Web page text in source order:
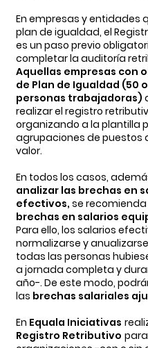
En empresas y entidades
plan de igualdad, el
es un paso previo
completar la auditoría
Aquellas empresas con
de Plan de Igualdad (50
personas trabajadoras)
realizar el registro
organizando a la plantilla
agrupaciones de puestos
valor.
En todos los casos,
analizar las brechas en
efectivos, se
brechas en salarios
Para ello, los salarios
normalizarse y
todas las personas
a jornada completa y
año-. De este modo,
las brechas salariales
En Equala Iniciativas
Registro Retributivo